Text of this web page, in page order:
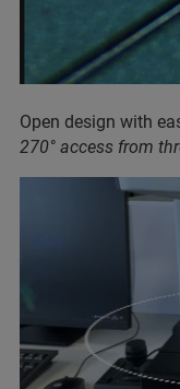
Open design with
270° access from